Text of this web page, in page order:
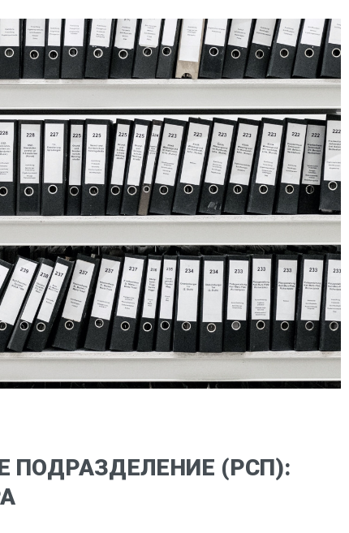
ПОДРАЗДЕЛЕНИЕ (РСП):
Оренбург
Пенза
Пермь
Тамбов
Тверь
Тольятти
Томск
Тула
Тюмень